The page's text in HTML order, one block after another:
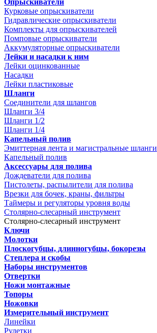
Опрыскиватели
Курковые опрыскиватели
Гидравлические опрыскиватели
Комплекты для опрыскивателей
Помповые опрыскиватели
Аккумуляторные опрыскиватели
Лейки и насадки к ним
Лейки оцинкованные
Насадки
Лейки пластиковые
Шланги
Соединители для шлангов
Шланги 3/4
Шланги 1/2
Шланги 1/4
Капельный полив
Эмиттерная лента и магистральные шланги
Капельный полив
Аксессуары для полива
Дождеватели для полива
Пистолеты, распылители для полива
Врезки для бочек, краны, фильтры
Таймеры и регуляторы уровня воды
Столярно-слесарный инструмент
Столярно-слесарный инструмент
Ключи
Молотки
Плоскогубцы, длинногубцы, бокорезы
Степлера и скобы
Наборы инструментов
Отвертки
Ножи монтажные
Топоры
Ножовки
Измерительный инструмент
Линейки
Рулетки